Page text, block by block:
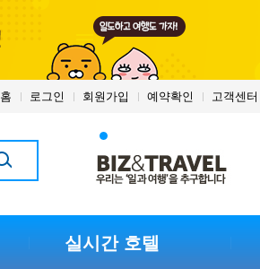
홈 로그인 회원가입 예약확인 고객센터
실시간 호텔